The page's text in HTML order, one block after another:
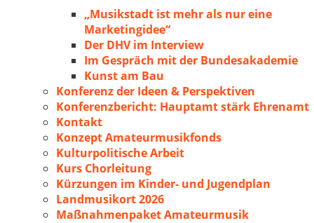
„Musikstadt ist mehr als nur eine
Marketingidee“
Der DHV im Interview
Im Gespräch mit der Bundesakademie
Kunst am Bau
Konferenz der Ideen & Perspektiven
Konferenzbericht: Hauptamt stärk Ehrenamt
Kontakt
Konzept Amateurmusikfonds
Kulturpolitische Arbeit
Kurs Chorleitung
Kürzungen im Kinder- und Jugendplan
Landmusikort 2026
Maßnahmenpaket Amateurmusik